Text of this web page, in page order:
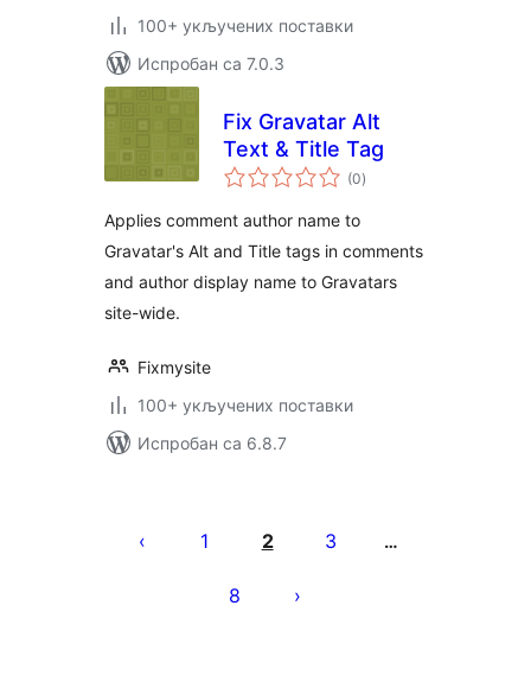
100+ укључених поставки
Испробан са 7.0.3
Fix Gravatar Alt
Text & Title Tag
(0укупних
оцена
)
Applies comment author name to
Gravatar's Alt and Title tags in comments
and author display name to Gravatars
site-wide.
Fixmysite
100+ укључених поставки
Испробан са 6.8.7
чланака
1 2 3 …
8